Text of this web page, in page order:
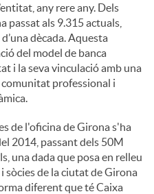
any rere any. Dels
passat als 9.315 actuals,
dècada. Aquesta
del model de banca
i la seva vinculació amb una
professional i
de l'oficina de Girona s'ha
2014, passant dels 50M
una dada que posa en relleu
sòcies de la ciutat de Girona
diferent que té Caixa